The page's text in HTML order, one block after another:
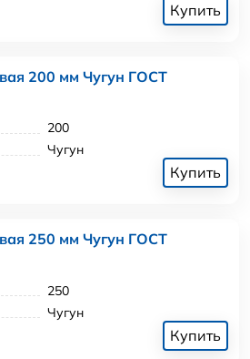
Купить
200 мм Чугун ГОСТ
200
Чугун
Купить
250 мм Чугун ГОСТ
250
Чугун
Купить